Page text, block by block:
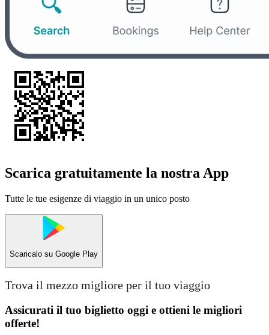
Scarica gratuitamente la nostra App
Tutte le tue esigenze di viaggio in un unico posto
Scaricalo su Google Play
Trova il mezzo migliore per il tuo viaggio
Assicurati il ​​tuo biglietto oggi e ottieni le migliori
offerte!